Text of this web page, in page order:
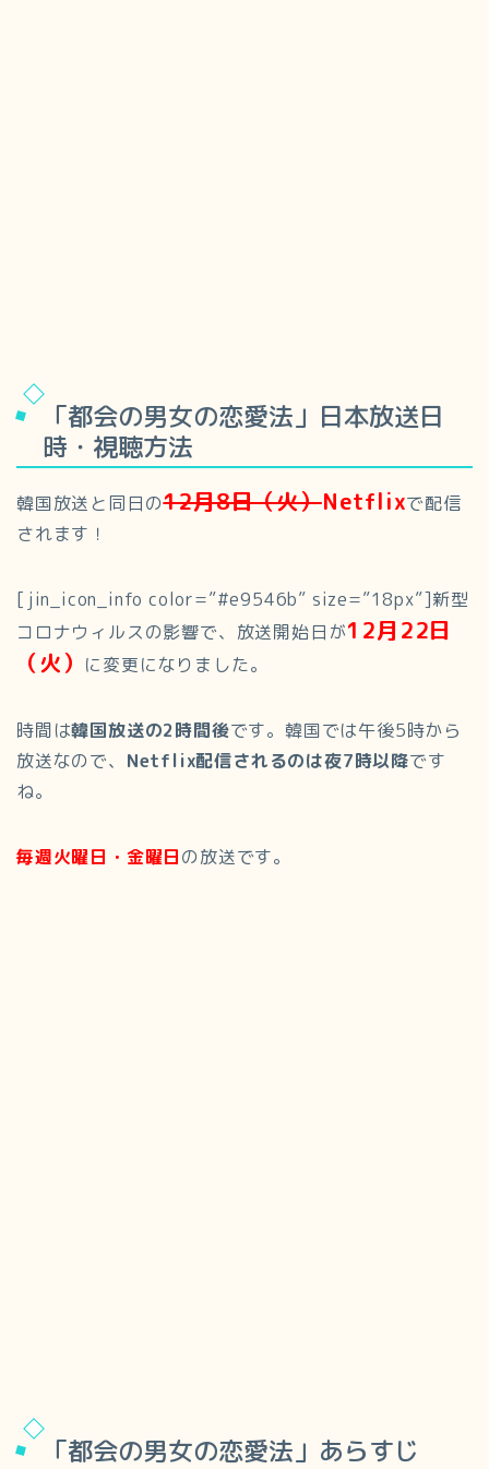
「都会の男女の恋愛法」日本放送日
時・視聴方法
韓国放送と同日の12月8日（火）Netflixで配信
されます！
[jin_icon_info color=”#e9546b” size=”18px”]新型
コロナウィルスの影響で、放送開始日が12月22日
（火） に変更になりました。
時間は韓国放送の2時間後です。韓国では午後5時から
放送なので、 Netflix配信されるのは夜7時以降です
ね。
毎週火曜日・金曜日の放送です。
「都会の男女の恋愛法」あらすじ